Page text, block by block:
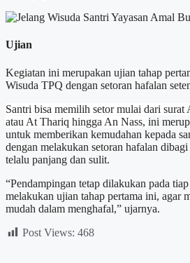
Ujian
Kegiatan ini merupakan ujian tahap
Wisuda TPQ dengan setoran hafalan
Santri bisa memilih setor mulai dari
atau At Thariq hingga An Nass, ini
untuk memberikan kemudahan kepada
dengan melakukan setoran hafalan
telalu panjang dan sulit.
“Pendampingan tetap dilakukan pada
melakukan ujian tahap pertama ini, agar
mudah dalam menghafal,” ujarnya.
Post Views: 468